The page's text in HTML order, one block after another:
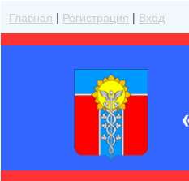
Главная | Регистрация | Вход